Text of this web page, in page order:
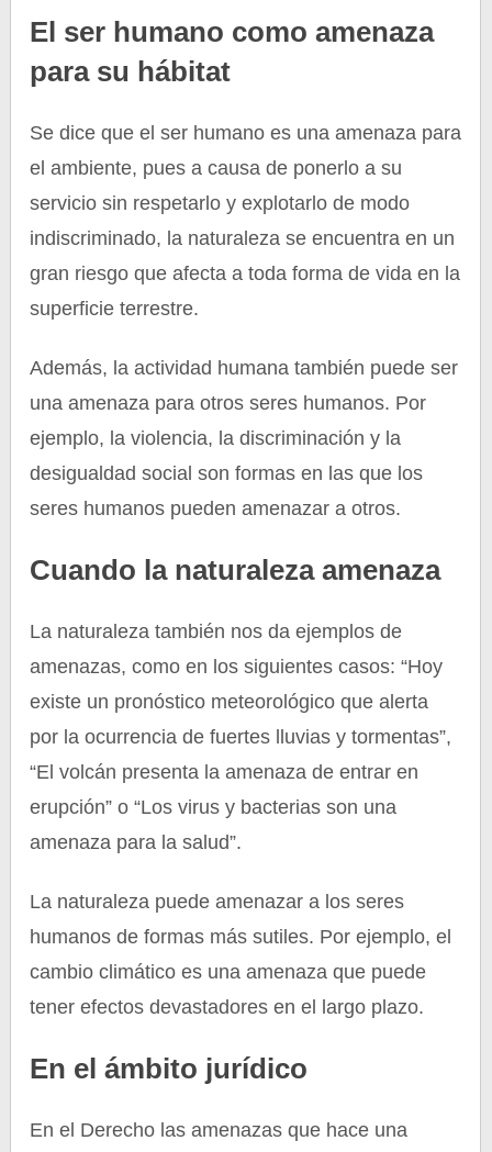
El ser humano como amenaza
para su hábitat
Se dice que el ser humano es una amenaza para
el ambiente, pues a causa de ponerlo a su
servicio sin respetarlo y explotarlo de modo
indiscriminado, la naturaleza se encuentra en un
gran riesgo que afecta a toda forma de vida en la
superficie terrestre.
Además, la actividad humana también puede ser
una amenaza para otros seres humanos. Por
ejemplo, la violencia, la discriminación y la
desigualdad social son formas en las que los
seres humanos pueden amenazar a otros.
Cuando la naturaleza amenaza
La naturaleza también nos da ejemplos de
amenazas, como en los siguientes casos: “Hoy
existe un pronóstico meteorológico que alerta
por la ocurrencia de fuertes lluvias y tormentas”,
“El volcán presenta la amenaza de entrar en
erupción” o “Los virus y bacterias son una
amenaza para la salud”.
La naturaleza puede amenazar a los seres
humanos de formas más sutiles. Por ejemplo, el
cambio climático es una amenaza que puede
tener efectos devastadores en el largo plazo.
En el ámbito jurídico
En el Derecho las amenazas que hace una